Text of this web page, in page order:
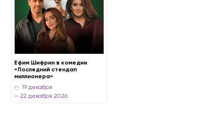
Ефим Шифрин в комедии
«Последний стендап
миллионера»